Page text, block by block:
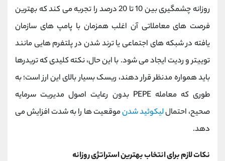
روزانه چشمگیری بین 10 تا 20 درصد را تجربه می کند که بهترین
فرصت‌ های معاملاتی آن اغلب همزمان با پامپ‌ های سازمان
‌یافته در شبکه های اجتماعی یا ترند شدن در پلتفرم‌ هایی مانند
توییتر و ردیت ایجاد می ‌شود. با این حال، نکته کلیدی که تریدرها
باید همواره مدنظر قرار دهند، ریسک بسیار بالای این ارز است؛ به
طوری که معامله PEPE بدون رعایت اصول مدیریت سرمایه
صحیح، احتماللیکوئید شدنموقعیت ‌ها را به شدت افزایش می
‌دهد.
نکات لازم برای انتخاب بهترین استراتژی روزانه